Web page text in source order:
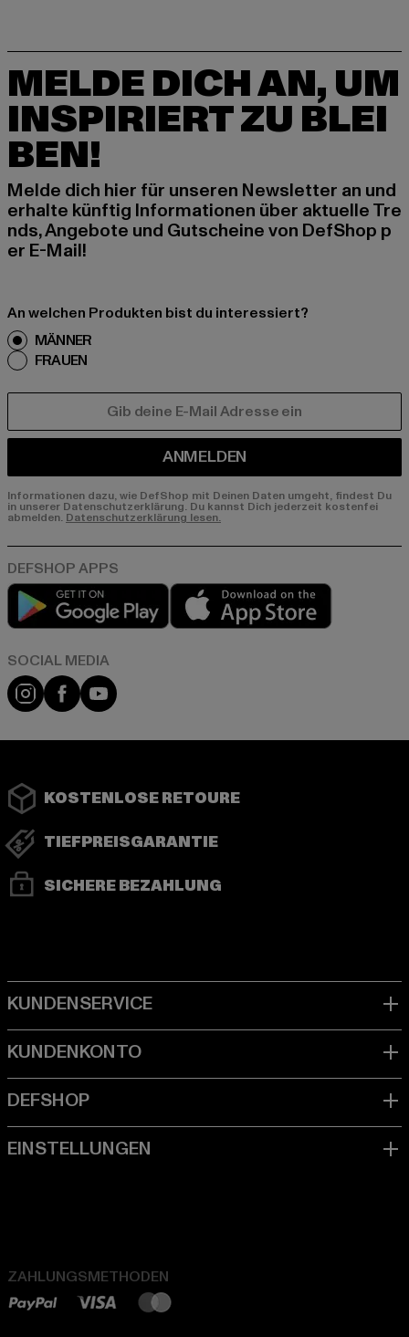
MELDE DICH AN, UM
INSPIRIERT ZU BLEI
BEN!
Melde dich hier für unseren Newsletter an und
erhalte künftig Informationen über aktuelle Tre
nds, Angebote und Gutscheine von DefShop p
er E-Mail!
An welchen Produkten bist du interessiert?
MÄNNER
FRAUEN
ANMELDEN
Informationen dazu, wie DefShop mit Deinen Daten umgeht, findest Du
in unserer Datenschutzerklärung. Du kannst Dich jederzeit kostenfei
abmelden. Datenschutzerklärung lesen.
Play market
Instagram
FacebookYouTube
KOSTENLOSE RETOURE
TIEFPREISGARANTIE
SICHERE BEZAHLUNG
ZAHLUNGSMETHODEN